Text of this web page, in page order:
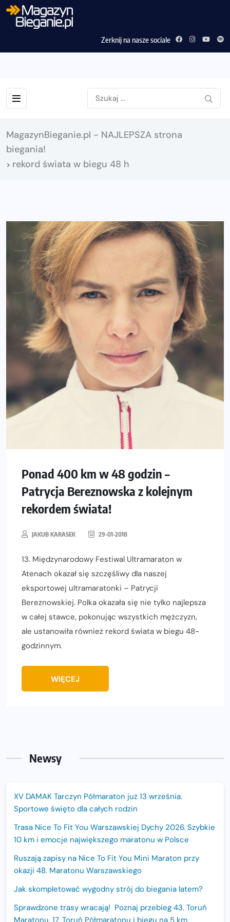
Zerknij na nasze sociale
MagazynBieganie.pl - NAJLEPSZA strona
biegania!
> rekord świata w biegu 48 h
Ponad 400 km w 48 godzin –
Patrycja Bereznowska z kolejnym
rekordem świata!
JAKUB KARASEK 29-01-2018
13. Międzynarodowy Festiwal Ultramaraton w
Atenach okazał się szczęśliwy dla naszej
eksportowej ultramaratonki – Patrycji
Bereznowskiej. Polka okazała się nie tylko najlepsza
w całej stawce, pokonując wszystkich mężczyzn,
ale ustanowiła również rekord świata w biegu 48-
godzinnym.
WIĘCEJ
Newsy
XV DAMAK Tarczyn Półmaraton już 13 września.
Sportowe święto dla całych rodzin
Trasa Nice To Fit You Warszawskiej Dychy 2026. Szybkie
10 km i emocje największego maratonu w Polsce
Ruszają zapisy na Nice To Fit You Mini Maraton przy
okazji 48. Maratonu Warszawskiego
Jak skompletować wygodny strój do biegania latem?
Sprawdzone trasy wracają! Poznaj przebieg 43. Toruń